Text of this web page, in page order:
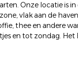
Onze locatie is
vlak aan de
thee en andere
en tot zondag.